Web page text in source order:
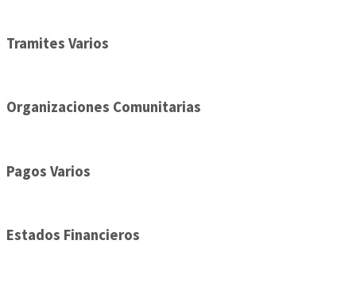
Tramites Varios
Organizaciones Comunitarias
Pagos Varios
Estados Financieros